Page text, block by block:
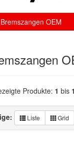
Bremszangen OEM
Produkte: 1 bis
Liste Grid